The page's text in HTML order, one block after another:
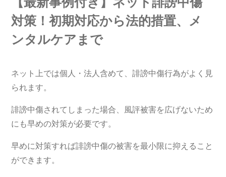
対策！初期対応から法的措置、メ
ンタルケアまで
ネット上では個人・法人含めて、誹謗中傷行為がよく見
られます。
誹謗中傷されてしまった場合、風評被害を広げないため
にも早めの対策が必要です。
早めに対策すれば誹謗中傷の被害を最小限に抑えること
ができます。